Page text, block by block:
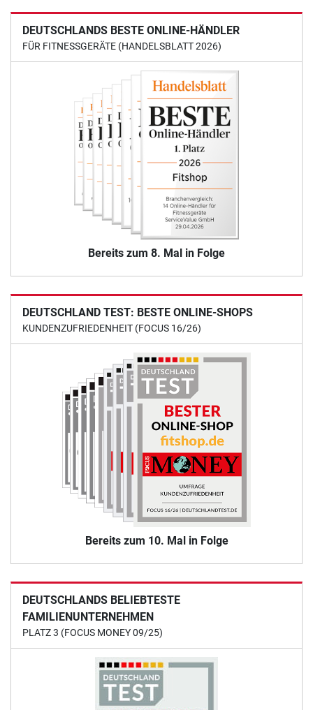
DEUTSCHLANDS BESTE ONLINE-HÄNDLER
FÜR FITNESSGERÄTE (HANDELSBLATT 2026)
Bereits zum 8. Mal in Folge
DEUTSCHLAND TEST: BESTE ONLINE-SHOPS
KUNDENZUFRIEDENHEIT (FOCUS 16/26)
Bereits zum 10. Mal in Folge
DEUTSCHLANDS BELIEBTESTE
FAMILIENUNTERNEHMEN
PLATZ 3 (FOCUS MONEY 09/25)